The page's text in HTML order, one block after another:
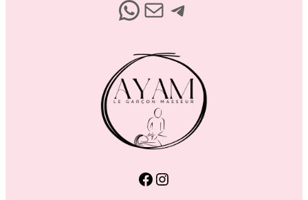
Contactez-moi par Whatsapp Envoyez-moi un email Contactez-moi par Telegram
Facebook Instagram